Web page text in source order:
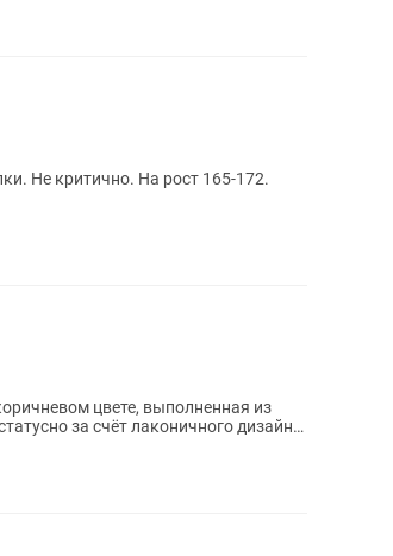
Не критично. На рост 165-172.
цвете, выполненная из
за счёт лаконичного дизайна